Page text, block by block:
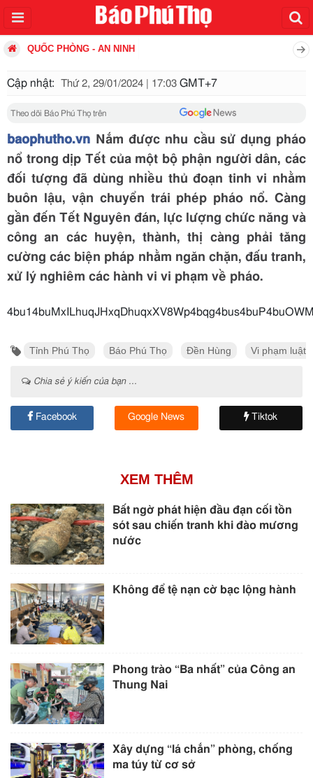
QUỐC PHÒNG - AN NINH
Cập nhật: Thứ 2, 29/01/2024 | 17:03 GMT+7
Theo dõi Báo Phú Thọ trên
baophutho.vn Nắm được nhu cầu sử dụng pháo
nổ trong dịp Tết của một bộ phận người dân, các
đối tượng đã dùng nhiều thủ đoạn tinh vi nhằm
buôn lậu, vận chuyển trái phép pháo nổ. Càng
gần đến Tết Nguyên đán, lực lượng chức năng và
công an các huyện, thành, thị càng phải tăng
cường các biện pháp nhằm ngăn chặn, đấu tranh,
xử lý nghiêm các hành vi vi phạm về pháo.
Tỉnh Phú Thọ Báo Phú Thọ Đền Hùng Vi phạm luật
Chia sẻ ý kiến của bạn ...
Facebook Google News Tiktok
XEM THÊM
Bất ngờ phát hiện đầu đạn cối tồn
sót sau chiến tranh khi đào mương
nước
Không để tệ nạn cờ bạc lộng hành
Phong trào “Ba nhất” của Công an
Thung Nai
Xây dựng “lá chắn” phòng, chống
ma túy từ cơ sở